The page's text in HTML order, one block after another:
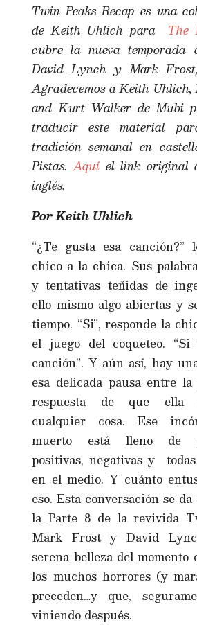
Twin Peaks Recap es una
de Keith Uhlich para The
cubre la nueva temporada
David Lynch y Mark Frost,
Agradecemos a Keith Uhlich,
and Kurt Walker de Mubi
traducir este material
tradición semanal en
Pistas.Aquí el link original
inglés.
Por Keith Uhlich
“¿Te gusta esa canción?”
chico a la chica. Sus
y tentativas–teñidas de
ello mismo algo abiertas y
tiempo. “Si”, responde la
el juego del coqueteo.
canción”. Y aún así, hay
esa delicada pausa entre
respuesta de que ella
cualquier cosa. Ese
muerto está lleno de
positivas, negativas y
en el medio. Y cuánto
eso. Esta conversación se
la Parte 8 de la revivida
Mark Frost y David
serena belleza del momento
los muchos horrores (y
preceden…y que,
viniendo después.